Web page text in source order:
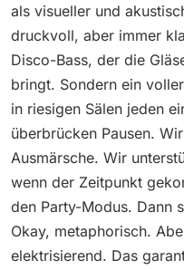
als visueller und
druckvoll, aber immer
Disco-Bass, der die
bringt. Sondern ein
in riesigen Sälen jeden
überbrücken Pausen.
Ausmärsche. Wir
wenn der Zeitpunkt
den Party-Modus. Dann
Okay, metaphorisch.
elektrisierend. Das